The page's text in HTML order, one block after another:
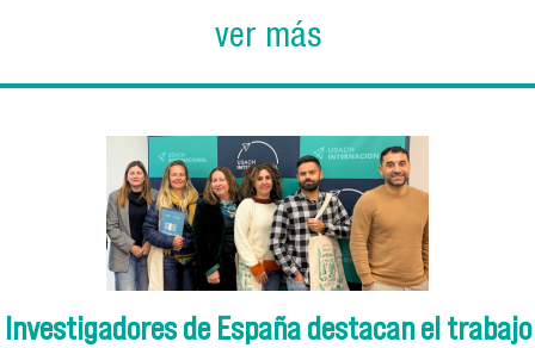
ver más
Investigadores de España destacan el trabajo